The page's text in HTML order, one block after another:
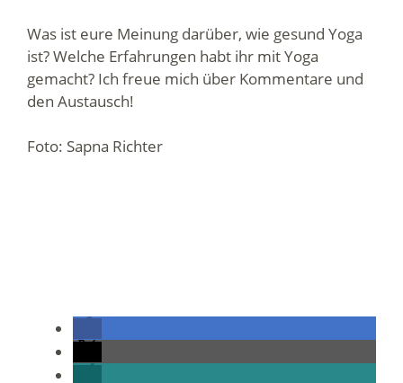
Was ist eure Meinung darüber, wie gesund Yoga
ist? Welche Erfahrungen habt ihr mit Yoga
gemacht? Ich freue mich über Kommentare und
den Austausch!
Foto: Sapna Richter